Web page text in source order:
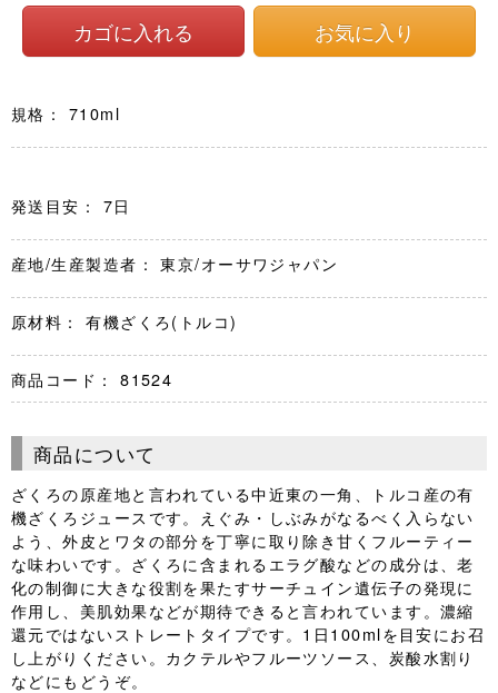
規格： 710ml
発送目安： 7日
産地/生産製造者： 東京/オーサワジャパン
原材料： 有機ざくろ(トルコ)
商品コード： 81524
商品について
ざくろの原産地と言われている中近東の一角、トルコ産の有
機ざくろジュースです。えぐみ・しぶみがなるべく入らない
よう、外皮とワタの部分を丁寧に取り除き甘くフルーティー
な味わいです。ざくろに含まれるエラグ酸などの成分は、老
化の制御に大きな役割を果たすサーチュイン遺伝子の発現に
作用し、美肌効果などが期待できると言われています。濃縮
還元ではないストレートタイプです。1日100mlを目安にお召
し上がりください。カクテルやフルーツソース、炭酸水割り
などにもどうぞ。